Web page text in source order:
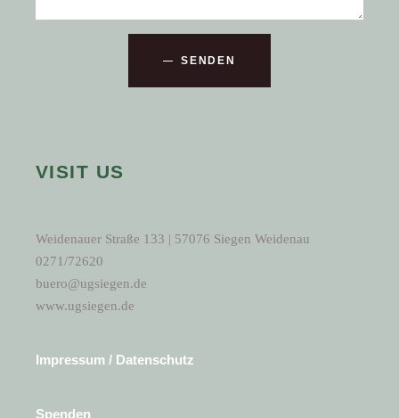
SENDEN
VISIT US
Weidenauer Straße 133 | 57076 Siegen Weidenau
0271/72620
buero@ugsiegen.de
www.ugsiegen.de
Impressum / Datenschutz
Spenden